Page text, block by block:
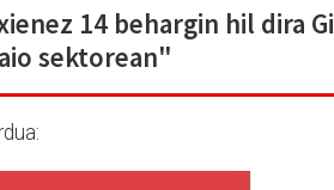
14 behargin hil dira
sektorean"